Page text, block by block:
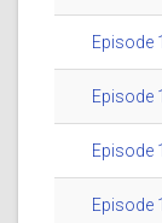
Episode
Episode
Episode
Episode